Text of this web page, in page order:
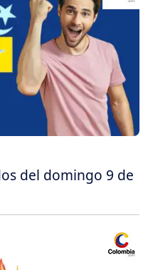
del domingo 9 de